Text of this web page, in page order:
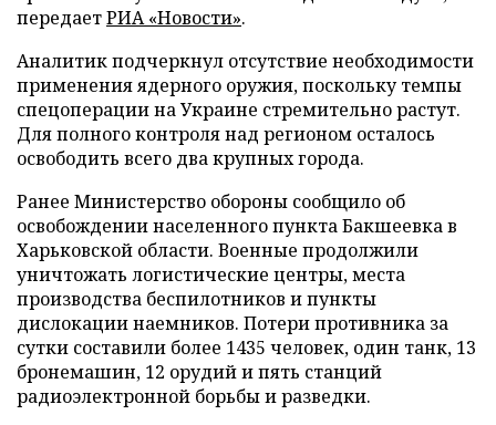
передаетРИА «Новости».
Аналитик подчеркнул отсутствие необходимости
применения ядерного оружия, поскольку темпы
спецоперации на Украине стремительно растут.
Для полного контроля над регионом осталось
освободить всего два крупных города.
Ранее Министерство обороны сообщило об
освобождении населенного пункта Бакшеевка в
Харьковской области. Военные продолжили
уничтожать логистические центры, места
производства беспилотников и пункты
дислокации наемников. Потери противника за
сутки составили более 1435 человек, один танк, 13
бронемашин, 12 орудий и пять станций
радиоэлектронной борьбы и разведки.